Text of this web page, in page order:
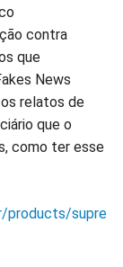
contra
que
News
relatos de
que o
como ter esse
products/supre